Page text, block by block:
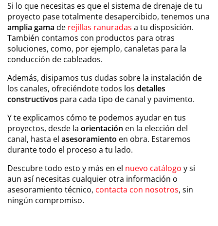
Si lo que necesitas es que el sistema de drenaje de tu
proyecto pase totalmente desapercibido, tenemos una
amplia gama de rejillas ranuradas a tu disposición.
También contamos con productos para otras
soluciones, como, por ejemplo, canaletas para la
conducción de cableados.
Además, disipamos tus dudas sobre la instalación de
los canales, ofreciéndote todos los detalles
constructivos para cada tipo de canal y pavimento.
Y te explicamos cómo te podemos ayudar en tus
proyectos, desde la orientación en la elección del
canal, hasta el asesoramiento en obra. Estaremos
durante todo el proceso a tu lado.
Descubre todo esto y más en el nuevo catálogo y si
aun así necesitas cualquier otra información o
asesoramiento técnico, contacta con nosotros, sin
ningún compromiso.